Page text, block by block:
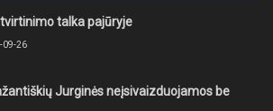
talka pajūryje
09-26
Jurginės neįsivaizduojamos be